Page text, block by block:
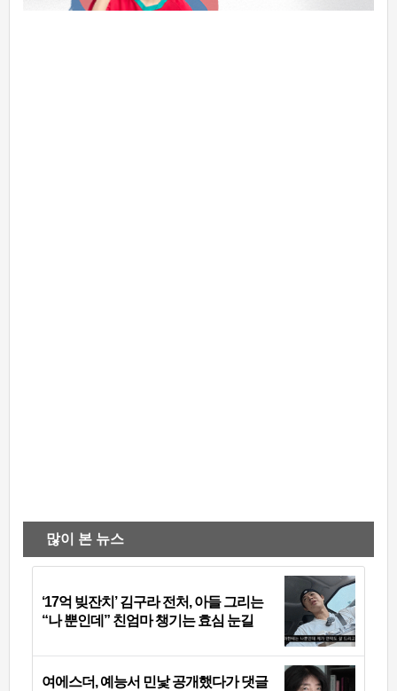
많이 본 뉴스
‘17억 빚잔치’ 김구라 전처, 아들 그리는
“나 뿐인데” 친엄마 챙기는 효심 눈길
여에스더, 예능서 민낯 공개했다가 댓글